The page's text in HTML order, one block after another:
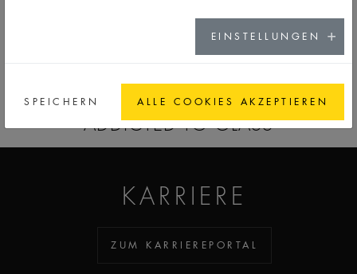
ADDICTED TO GLASS
KARRIERE
ZUM KARRIEREPORTAL
EINSTELLUNGEN
SPEICHERN ALLE COOKIES AKZEPTIEREN